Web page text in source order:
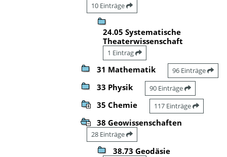
10 Einträge
24.05 Systematische
Theaterwissenschaft
1 Eintrag
31 Mathematik 96 Einträge
33 Physik 90 Einträge
35 Chemie 117 Einträge
38 Geowissenschaften
28 Einträge
38.73 Geodäsie